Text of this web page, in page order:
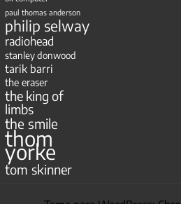
paul thomas anderson
philip selway
radiohead
stanley donwood
tarik barri
the eraser
the king of
limbs
the smile
thom
yorke
tom skinner